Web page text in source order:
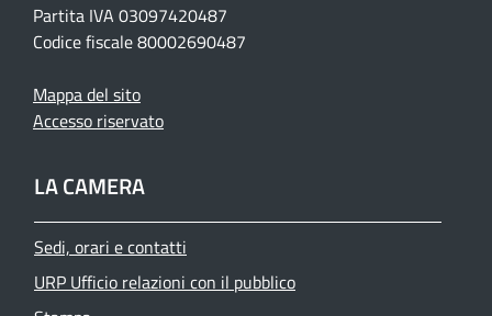
Partita IVA 03097420487
Codice fiscale 80002690487
Mappa del sito
Accesso riservato
LA CAMERA
Sedi, orari e contatti
URP Ufficio relazioni con il pubblico